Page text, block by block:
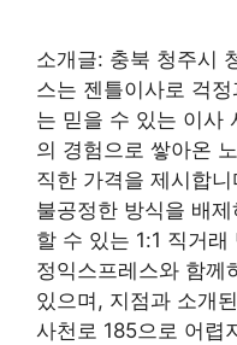
소개글: 충북 청주시
스는 젠틀이사로 걱
는 믿을 수 있는 이사
의 경험으로 쌓아온
직한 가격을 제시합
불공정한 방식을 배
할 수 있는 1:1 직거
정익스프레스와 함께
있으며, 지점과 소개
사천로 185으로 어렵